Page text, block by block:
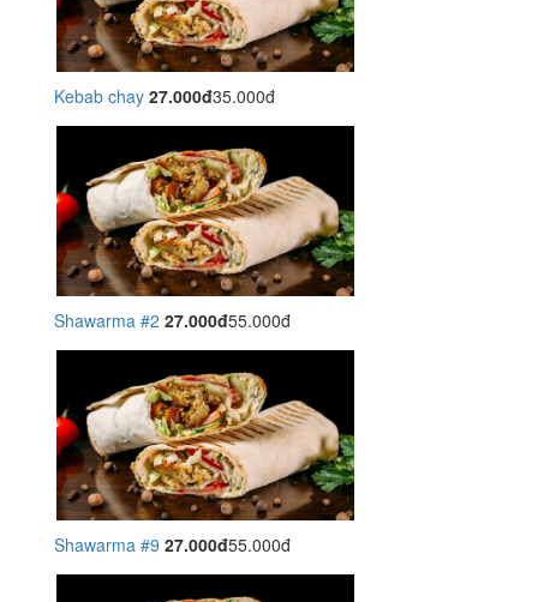
Kebab chay 27.000đ35.000đ
Shawarma #2 27.000đ55.000đ
Shawarma #9 27.000đ55.000đ